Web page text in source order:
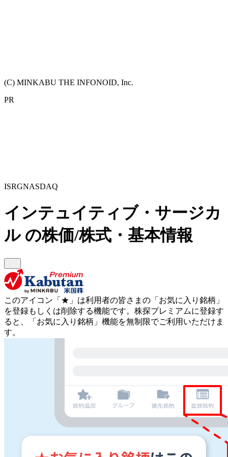
(C) MINKABU THE INFONOID, Inc.
PR
ISRGNASDAQ
インテュイティブ・サージカ
ル の株価/株式・基本情報
このアイコン 「★」 は利用者の皆さまの 「お気に入り銘柄」
を登録もしくは削除する機能です。 株探プレミアムに登録す
ると、「お気に入り銘柄」機能を無制限でご利用いただけま
す。